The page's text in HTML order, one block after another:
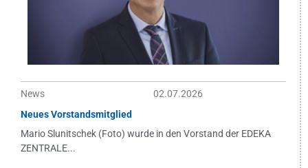
News
02.07.2026
Neues Vorstandsmitglied
Mario Slunitschek (Foto) wurde in den Vorstand der EDEKA
ZENTRALE...